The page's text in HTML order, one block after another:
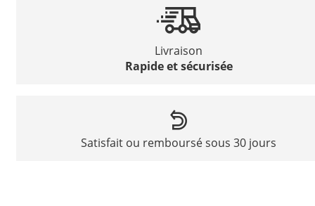
Livraison
Rapide et sécurisée
Satisfait ou remboursé sous 30 jours